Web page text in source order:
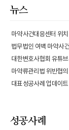
뉴스
마약사건대응센터 위
법무법인 여백 마약사
대한변호사협회 유튜
마약류관리법 위반협의
대표성공사례 업데이트
성공사례